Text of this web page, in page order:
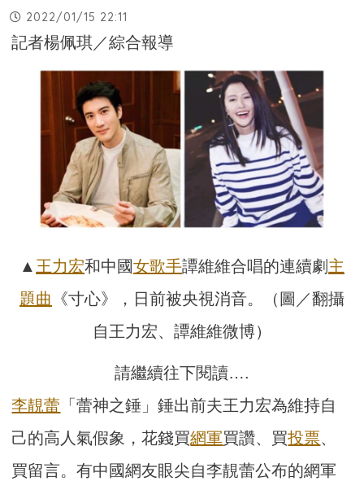
2022/01/15 22:11
記者楊佩琪／綜合報導
▲王力宏和中國女歌手譚維維合唱的連續劇 主
題曲 《寸心》，日前被央視消音。（圖／翻攝
自王力宏、譚維維微博）
請繼續往下閱讀….
李靚蕾 「蕾神之錘」錘出前夫王力宏為維持自
己的高人氣假象，花錢買網軍買讚、買投票、
買留言。有中國網友眼尖自李靚蕾公布的網軍